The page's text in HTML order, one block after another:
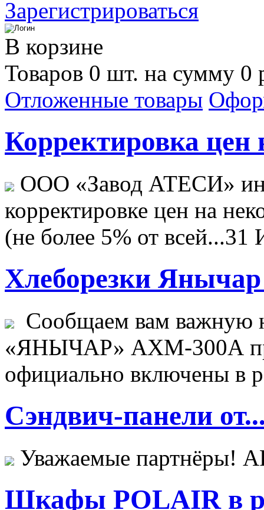
Зарегистрироваться
В корзине
Товаров 0 шт. на сумму 0
Отложенные товары
Корректировка цен
ООО «Завод АТЕСИ»
корректировке цен на
(не более 5% от всей...31
Хлеборезки Янычар
Сообщаем вам важную
«ЯНЫЧАР» АХМ-300А
официально включены в
Сэндвич-панели
Уважаемые
Шкафы POLAIR в